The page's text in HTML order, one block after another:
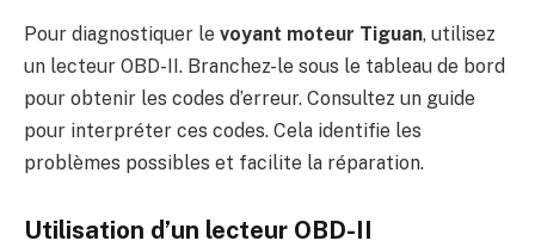
Pour diagnostiquer le voyant moteur Tiguan, utilisez
un lecteur OBD-II. Branchez-le sous le tableau de bord
pour obtenir les codes d’erreur. Consultez un guide
pour interpréter ces codes. Cela identifie les
problèmes possibles et facilite la réparation.
Utilisation d’un lecteur OBD-II